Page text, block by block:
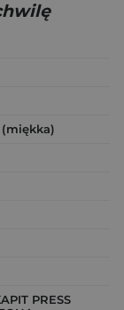
(miękka)
PRESS